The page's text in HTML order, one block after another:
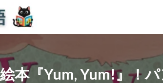
本『Yum, Yum!』！